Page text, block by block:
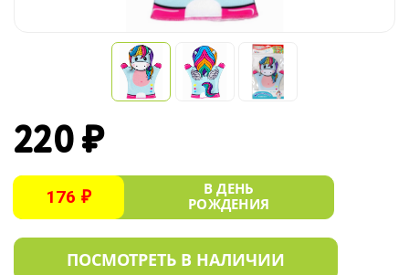
220 ₽
176 ₽
В ДЕНЬ
РОЖДЕНИЯ
ПОСМОТРЕТЬ В НАЛИЧИИ